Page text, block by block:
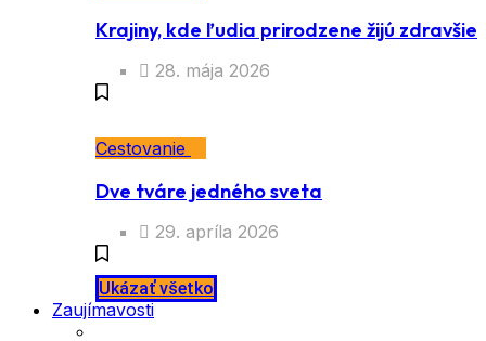
Krajiny, kde ľudia prirodzene žijú zdravšie
28. mája 2026
Cestovanie
Dve tváre jedného sveta
29. apríla 2026
Ukázať všetko
Zaujímavosti